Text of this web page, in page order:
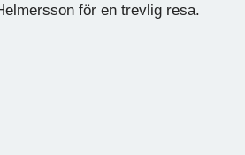
för en trevlig resa.